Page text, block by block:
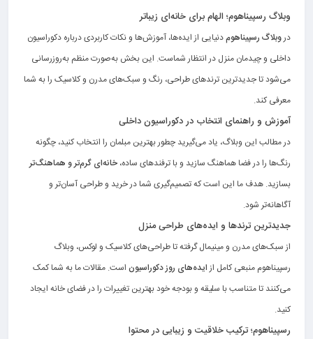
وبلاگ رسپیناهوم؛ الهام برای خانه‌ای زیباتر
دروبلاگ رسپیناهومدنیایی از ایده‌ها، آموزش‌ها و نکات کاربردی درباره دکوراسیون
داخلی و چیدمان منزل در انتظار شماست. این بخش به‌صورت منظم به‌روزرسانی
می‌شود تا جدیدترین ترندهای طراحی، رنگ و سبک‌های مدرن و کلاسیک را به شما
معرفی کند.
آموزش و راهنمای انتخاب در دکوراسیون داخلی
در مطالب این وبلاگ، یاد می‌گیرید چطور بهترین مبلمان را انتخاب کنید، چگونه
رنگ‌ها را در فضا هماهنگ سازید و با ترفندهای ساده، خانه‌ای گرم‌تر و هماهنگ‌تر
بسازید. هدف ما این است که تصمیم‌گیری شما در خرید و طراحی آسان‌تر و
آگاهانه‌تر شود.
جدیدترین ترندها و ایده‌های طراحی منزل
از سبک‌های مدرن و مینیمال گرفته تا طراحی‌های کلاسیک و لوکس، وبلاگ
رسپیناهوم منبعی کامل از ایده‌های روز دکوراسیون است. مقالات ما به شما کمک
می‌کنند تا متناسب با سلیقه و بودجه خود بهترین تغییرات را در فضای خانه ایجاد
کنید.
رسپیناهوم؛ ترکیب خلاقیت و زیبایی در محتوا